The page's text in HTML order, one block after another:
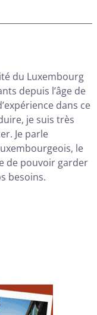
du Luxembourg
depuis l’âge de
dans ce
je suis très
Je parle
le
de pouvoir garder
besoins.